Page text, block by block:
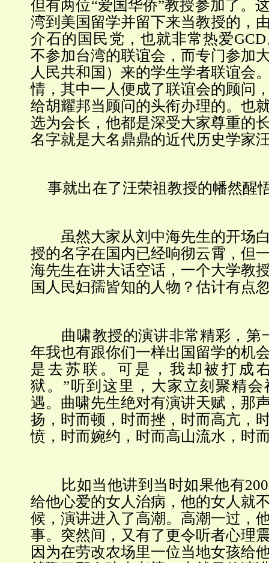
但有两位“爱国华侨”教授参加了。
湾到美国留学并留下来当教授的，
介石的国民党，也就非常热爱GCD
不参加台湾的联谊会，而专门参加
人民共和国）来的学生学者联谊会
情，其中一人便成了联谊会的顾问
给胡耀邦当顾问的头衔办理的。也
选为会长，他都是深受大家尊重的
名字就是大名鼎鼎的近代历史学家
事就出在了汪荣祖教授的幡然醒
虽然大家从刘中海先生的开场白
授的名字在国内已经响彻云霄，但
海先生在讲大话空话，一个大学教
国人民妇孺皆知的人物？估计有点
曲啸教授的演讲非常精彩，第
年我也有跟你们一样出国留学的机
是去苏联。可是，我却被打成
狱。”听到这里，大家立刻聚精
遇。曲啸先生绝对有演讲天赋，那
扬，时而顿，时而挫，时而高亢，
愤，时而婉约，时而高山流水，时
比如当他讲到当时如果他有200
给他心爱的女人治病，他的女人就
候，演讲进入了高潮。高潮一过，
事。突然间，又有了更令听者心理
因为在劳改农场里一位当地女孩给